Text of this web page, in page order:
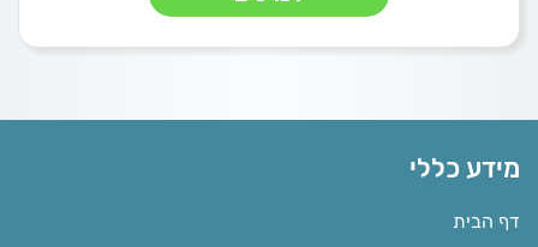
מידע כללי
דף הבית